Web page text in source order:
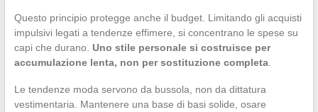
Questo principio protegge anche il budget. Limitando gli acquisti
impulsivi legati a tendenze effimere, si concentrano le spese su
capi che durano. Uno stile personale si costruisce per
accumulazione lenta, non per sostituzione completa.
Le tendenze moda servono da bussola, non da dittatura
vestimentaria. Mantenere una base di basi solide, osare